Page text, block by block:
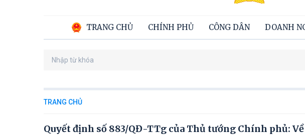
TRANG CHỦ CHÍNH PHỦ CÔNG DÂN DOANH
TRANG CHỦ
Quyết định số 883/QĐ-TTg của Thủ tướng Chính phủ: